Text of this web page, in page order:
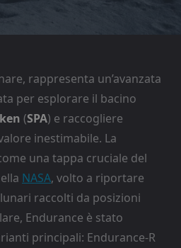
rappresenta un’avanzata
per esplorare il bacino
(SPA) e raccogliere
inestimabile. La
una tappa cruciale del
NASA, volto a riportare
raccolti da posizioni
Endurance è stato
principali: Endurance-R